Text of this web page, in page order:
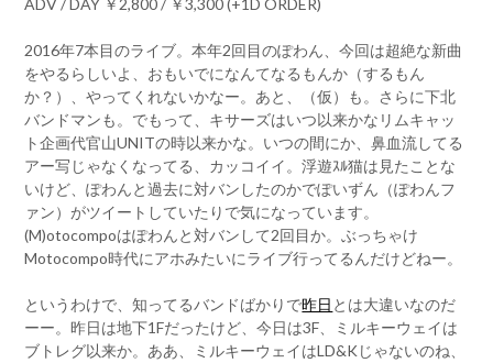
ADV / DAY ￥2,800 / ￥3,300 (+1D ORDER)
2016年7本目のライブ。本年2回目のぽわん、今回は超絶な新曲
をやるらしいよ、おもいでになんてなるもんか（するもん
か？）、やってくれないかなー。あと、（仮）も。さらに下北
バンドマンも。でもって、キサーズはいつ以来かなリムキャッ
ト企画代官山UNITの時以来かな。いつの間にか、鼻血流してる
アー写じゃなくなってる、カッコイイ。浮遊ｽﾙ猫は見たことな
いけど、ぽわんと過去に対バンしたのかでぽいずん（ぽわんフ
ァン）がツイートしていたりで気になっています。
(M)otocompoはぽわんと対バンして2回目か。ぶっちゃけ
Motocompo時代にアホみたいにライブ行ってるんだけどねー。
というわけで、知ってるバンドばかりで昨日 とは大違いなのだ
ーー。昨日は地下1Fだったけど、今日は3F、ミルキーウェイは
ブトレグ以来か。ああ、ミルキーウェイはLD&Kじゃないのね、